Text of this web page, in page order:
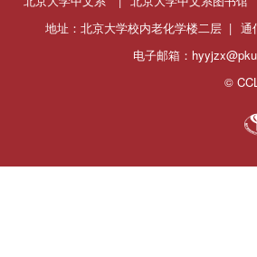
地址：北京大学校内老化学楼二层 | 通
电子邮箱：
©